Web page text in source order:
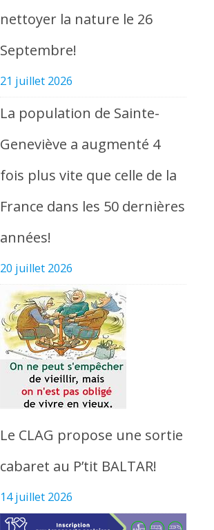
nettoyer la nature le 26
Septembre!
21 juillet 2026
La population de Sainte-
Geneviève a augmenté 4
fois plus vite que celle de la
France dans les 50 dernières
années!
20 juillet 2026
Le CLAG propose une sortie
cabaret au P’tit BALTAR!
14 juillet 2026